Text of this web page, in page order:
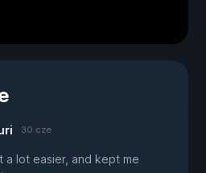
30 cze
a lot easier, and kept me